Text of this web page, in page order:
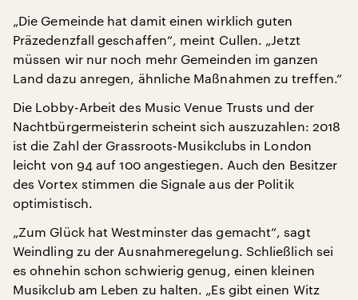
„Die Gemeinde hat damit einen wirklich guten
Präzedenzfall geschaffen“, meint Cullen. „Jetzt
müssen wir nur noch mehr Gemeinden im ganzen
Land dazu anregen, ähnliche Maßnahmen zu treffen.“
Die Lobby-Arbeit des Music Venue Trusts und der
Nachtbürgermeisterin scheint sich auszuzahlen: 2018
ist die Zahl der Grassroots-Musikclubs in London
leicht von 94 auf 100 angestiegen. Auch den Besitzer
des Vortex stimmen die Signale aus der Politik
optimistisch.
„Zum Glück hat Westminster das gemacht“, sagt
Weindling zu der Ausnahmeregelung. Schließlich sei
es ohnehin schon schwierig genug, einen kleinen
Musikclub am Leben zu halten. „Es gibt einen Witz